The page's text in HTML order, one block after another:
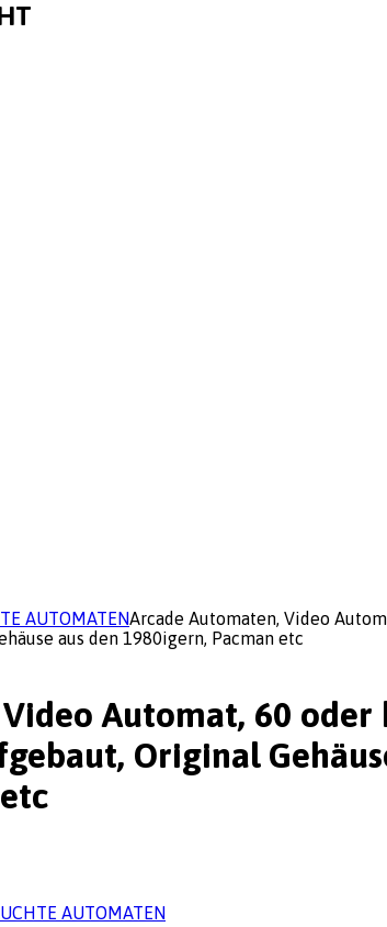
AUTOMATENArcade Automaten, Video
aus den 1980igern, Pacman etc
Automat, 60 oder
Original
AUTOMATEN